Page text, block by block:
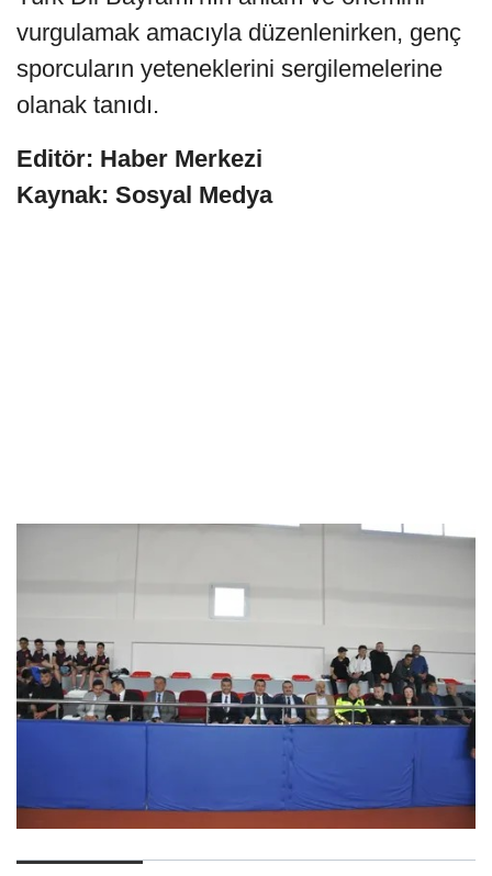
vurgulamak amacıyla düzenlenirken, genç
sporcuların yeteneklerini sergilemelerine
olanak tanıdı.
Editör: Haber Merkezi
Kaynak: Sosyal Medya